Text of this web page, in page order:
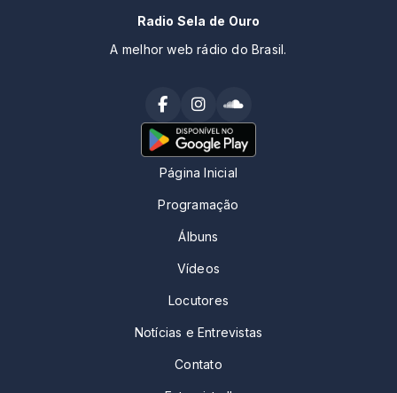
Radio Sela de Ouro
A melhor web rádio do Brasil.
Página Inicial
Programação
Álbuns
Vídeos
Locutores
Notícias e Entrevistas
Contato